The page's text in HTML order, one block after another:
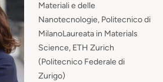
Materiali e delle
Nanotecnologie, Politecnico di
MilanoLaureata in Materials
Science, ETH Zurich
(Politecnico Federale di
Zurigo)